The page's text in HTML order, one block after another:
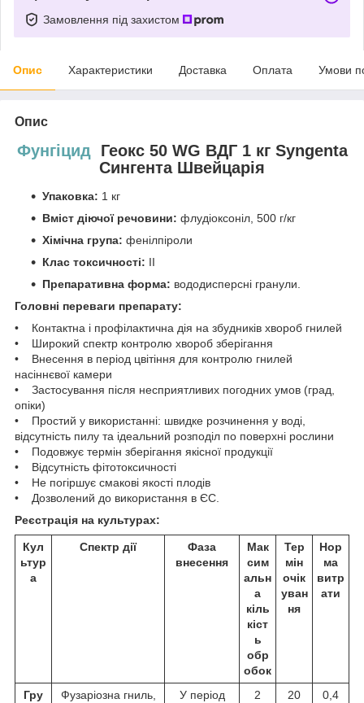
Замовлення під захистом
Опис Характеристики Доставка Оплата Умови
Опис
ФунгіцидГеокс 50 WG ВДГ 1 кг Syngenta
Сингента Швейцарія
Упаковка: 1 кг
Вміст діючої речовини: флудіоксоніл, 500 г/кг
Хімічна група: фенілпіроли
Клас токсичності: II
Препаративна форма: вододисперсні гранули.
Головні переваги препарату:
• Контактна і профілактична дія на збудників хвороб гнилей
• Широкий спектр контролю хвороб зберігання
• Внесення в період цвітіння для контролю гнилей
насіннєвої камери
• Застосування після несприятливих погодних умов (град,
опіки)
• Простий у використанні: швидке розчинення у воді,
відсутність пилу та ідеальний розподіл по поверхні рослини
• Подовжує термін зберігання якісної продукції
• Відсутність фітотоксичності
• Не погіршує смакові якості плодів
• Дозволений до використання в ЄС.
Реєстрація на культурах:
Кул
ьтур
а
Спектр дії
Фаза
внесення
Мак
сим
альн
а
кіль
кіст
ь
обр
обок
Тер
мін
очік
уван
ня
Нор
ма
витр
ати
Гру
Фузаріозна гниль,
У період
2 20 0,4